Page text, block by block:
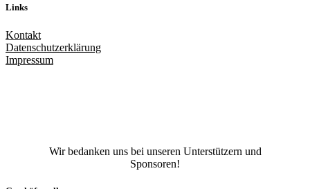
Links
Kontakt
Datenschutzerklärung
Impressum
Wir bedanken uns bei unseren Unterstützern und
Sponsoren!